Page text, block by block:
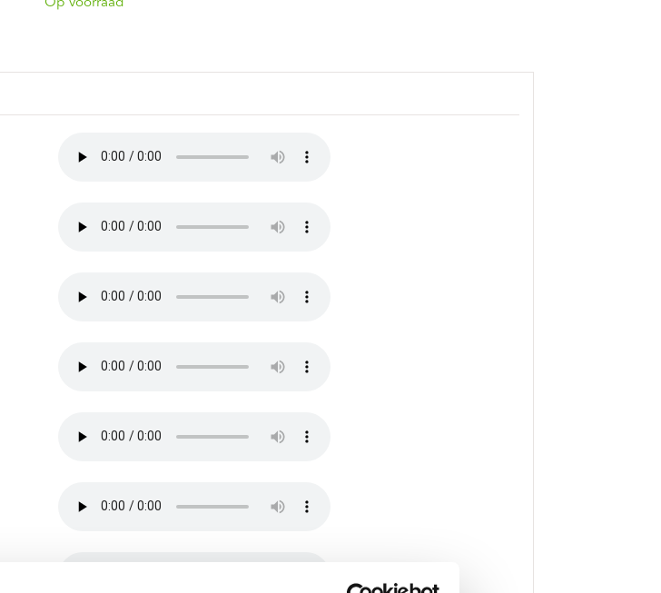
Plato 50 jaar Sale
Op voorraad